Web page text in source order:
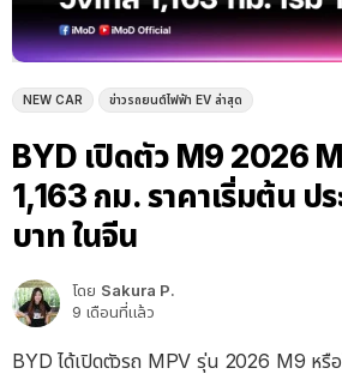
NEW CAR ข่าวรถยนต์ไฟฟ้า EV ล่าสุด
BYD เปิดตัว M9 2026
1,163 กม. ราคาเริ่มต้น ป
บาท ในจีน
โดย Sakura P.
9 เดือนที่แล้ว
BYD ได้เปิดตัวรถ MPV รุ่น 2026 M9 หรื